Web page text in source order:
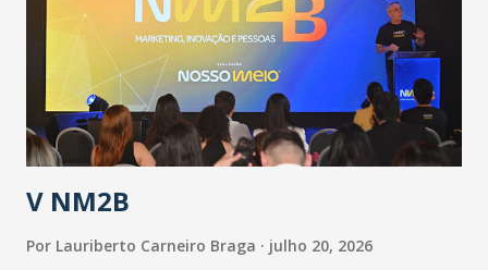
de uma epidemia com um vírus diferente, com um poder de
contaminação maior que outros coronavírus”, apontou o
secretário. Segundo ele, é uma epidemia com chance de
contaminação alta, podendo gerar um grande risco à
população e ao sistema de saúde. “Precisamos saber fazer a
estratificação do risco da doença, para não so...
V NM2B
Por Lauriberto Carneiro Braga julho 20, 2026